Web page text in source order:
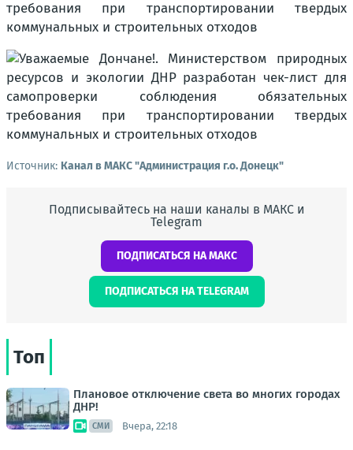
Источник: Канал в МАКС "Администрация г.о. Донецк"
Подписывайтесь на наши каналы в МАКС и
Telegram
ПОДПИСАТЬСЯ НА МАКС
ПОДПИСАТЬСЯ НА TELEGRAM
Топ
Плановое отключение света во многих городах
ДНР!
СМИ Вчера, 22:18